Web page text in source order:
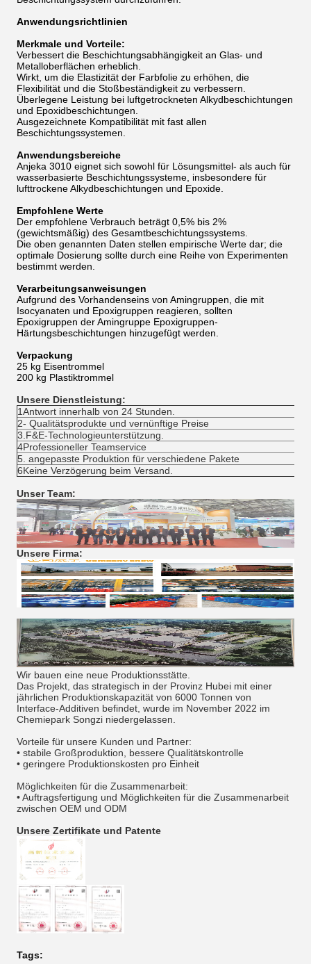
Anwendungsrichtlinien
Merkmale und Vorteile:
Verbessert die Beschichtungsabhängigkeit an Glas- und
Metalloberflächen erheblich.
Wirkt, um die Elastizität der Farbfolie zu erhöhen, die
Flexibilität und die Stoßbeständigkeit zu verbessern.
Überlegene Leistung bei luftgetrockneten Alkydbeschichtungen
und Epoxidbeschichtungen.
Ausgezeichnete Kompatibilität mit fast allen
Beschichtungssystemen.
Anwendungsbereiche
Anjeka 3010 eignet sich sowohl für Lösungsmittel- als auch für
wasserbasierte Beschichtungssysteme, insbesondere für
lufttrockene Alkydbeschichtungen und Epoxide.
Empfohlene Werte
Der empfohlene Verbrauch beträgt 0,5% bis 2%
(gewichtsmäßig) des Gesamtbeschichtungssystems.
Die oben genannten Daten stellen empirische Werte dar; die
optimale Dosierung sollte durch eine Reihe von Experimenten
bestimmt werden.
Verarbeitungsanweisungen
Aufgrund des Vorhandenseins von Amingruppen, die mit
Isocyanaten und Epoxigruppen reagieren, sollten
Epoxigruppen der Amingruppe Epoxigruppen-
Härtungsbeschichtungen hinzugefügt werden.
Verpackung
25 kg Eisentrommel
200 kg Plastiktrommel
Unsere Dienstleistung:
1Antwort innerhalb von 24 Stunden.
2- Qualitätsprodukte und vernünftige Preise
3.F&E-Technologieunterstützung.
4Professioneller Teamservice
5. angepasste Produktion für verschiedene Pakete
6Keine Verzögerung beim Versand.
Unser Team:
Unsere Firma:
Wir bauen eine neue Produktionsstätte.
Das Projekt, das strategisch in der Provinz Hubei mit einer
jährlichen Produktionskapazität von 6000 Tonnen von
Interface-Additiven befindet, wurde im November 2022 im
Chemiepark Songzi niedergelassen.
Vorteile für unsere Kunden und Partner:
• stabile Großproduktion, bessere Qualitätskontrolle
• geringere Produktionskosten pro Einheit
Möglichkeiten für die Zusammenarbeit:
• Auftragsfertigung und Möglichkeiten für die Zusammenarbeit
zwischen OEM und ODM
Unsere Zertifikate und Patente
Tags: